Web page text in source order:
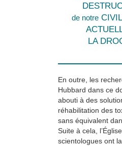
de notre
LA
En outre, les
Hubbard dans ce
abouti à des
réhabilitation des
sans équivalent
Suite à cela,
scientologues ont